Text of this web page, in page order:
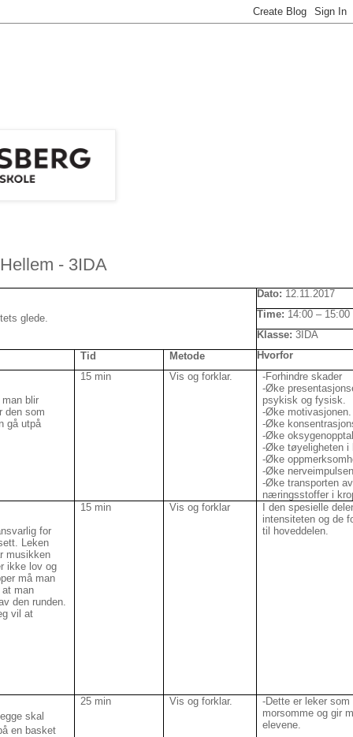
- 3IDA
glede.
Dato: 12.11.2017
Time: 14:00 – 15:00
Klasse: 3IDA
Tid Metode
Hvorfor
blir
den som
gå utpå
15 min Vis og forklar.
-Forhindre skader
-Øke
psykisk og fysisk.
-Øke motivasjonen.
-Øke
-Øke
-Øke tøyeligheten i
-Øke
-Øke
-Øke transporten av
næringsstoffer i
for
Leken
musikken
ikke lov og
må man
man
den runden.
vil at
15 min Vis og forklar
I den spesielle
intensiteten og de
til hoveddelen.
skal
en basket
25 min Vis og forklar.
-Dette er leker som
morsomme og gir
elevene.